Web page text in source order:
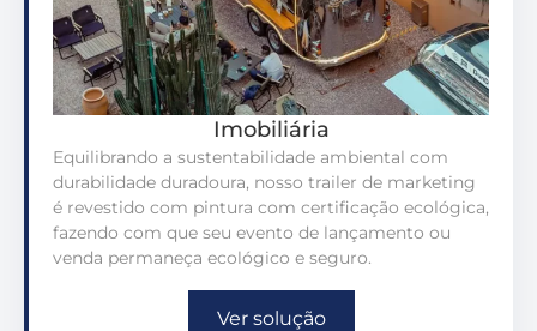
Imobiliária
Equilibrando a sustentabilidade ambiental com
durabilidade duradoura, nosso trailer de marketing
é revestido com pintura com certificação ecológica,
fazendo com que seu evento de lançamento ou
venda permaneça ecológico e seguro.
Ver solução